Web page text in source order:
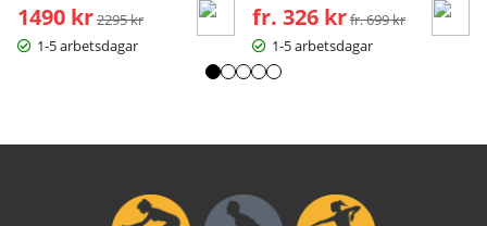
1490 kr Ordinarie pris:
2295 kr
1-5 arbetsdagar
fr. 326 kr Ordinarie pris:
fr. 699 kr
1-5 arbetsdagar